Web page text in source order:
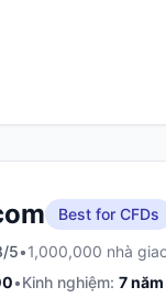
Best for CFDs
/5•1,000,000 nhà
•Kinh nghiệm: 7năm